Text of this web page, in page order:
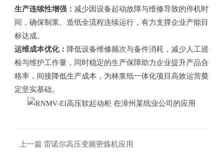
生产连续性增强： 减少因设备起动故障与维修导致的停机时
间，确保制浆、造纸全流程连续运行，有力支撑企业产能目
标达成。
运维成本优化： 降低设备维修频次与备件消耗，减少人工巡
检与维护工作量，同时稳定的生产保障助力企业提升产品合
格率，间接降低生产成本，为林浆纸一体化项目高效运营奠
定坚实基础。
上一篇 雷诺尔高压变频密炼机应用